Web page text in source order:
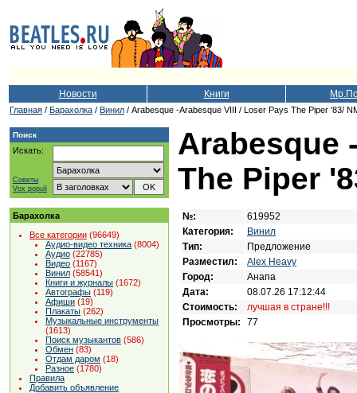
Новости Книги
Главная / Барахолка / Винил / Arabesque ‎-Arabesque VIII / Loser Pays The Piper '83/
Поиск
Искать:
Советы
Vox populi
Барахолка
Все категории (96649)
Аудио-видео техника (8004)
Аудио (22785)
Видео (1167)
Винил (58541)
Книги и журналы (1672)
Автографы (119)
Афиши (19)
Плакаты (262)
Музыкальные инструменты
(1613)
Поиск музыкантов (586)
Обмен (83)
Отдам даром (18)
Разное (1780)
Правила
Добавить объявление
Arabesque
The Piper
№:
619952
Категория:
Винил
Тип:
Предложение
Разместил:
Alex Heavy
Город:
Анапа
Дата:
08.07.26 17:12:44
Стоимость:
лучшая в стране!!!
Просмотры:
77